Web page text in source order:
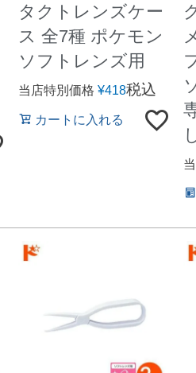
タクトレンズケー
ス 全7種 ポケモン
ソフトレンズ用
当店特別価格 ¥418税込
カートに入れる